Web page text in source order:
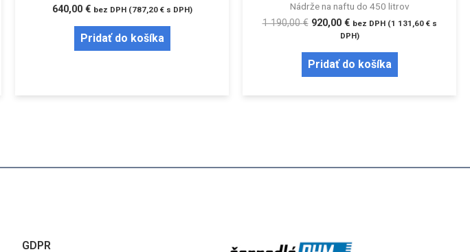
640,00 € bez DPH (787,20 €s DPH)
Pridať do košíka
Nádrže na naftu do 450 litrov
1 190,00€ 920,00 € bez DPH (1 131,60 €s
DPH)
Pridať do košíka
GDPR